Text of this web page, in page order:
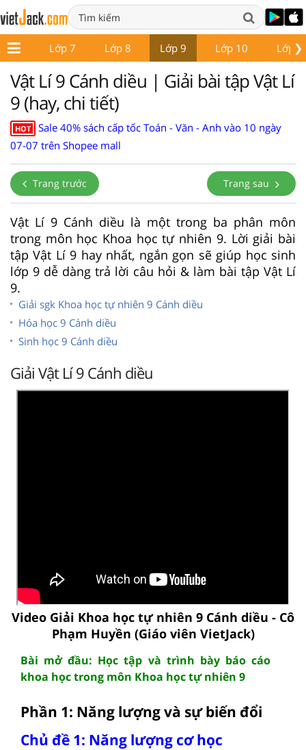
❯
6 Lớp 7 Lớp 8 Lớp 9 Lớp 10 Lớp
Vật Lí 9 Cánh diều | Giải bài tập Vật Lí
9 (hay, chi tiết)
HOT
Sale 40% sách cấp tốc Toán - Văn - Anh vào 10 ngày
07-07 trên Shopee mall
Trang trước Trang sau
Vật Lí 9 Cánh diều là một trong ba phân môn
trong môn học Khoa học tự nhiên 9. Lời giải bài
tập Vật Lí 9 hay nhất, ngắn gọn sẽ giúp học sinh
lớp 9 dễ dàng trả lời câu hỏi & làm bài tập Vật Lí
9.
Giải sgk Khoa học tự nhiên 9 Cánh diều
Hóa học 9 Cánh diều
Sinh học 9 Cánh diều
Giải Vật Lí 9 Cánh diều
Video Giải Khoa học tự nhiên 9 Cánh diều - Cô
Phạm Huyền (Giáo viên VietJack)
Bài mở đầu: Học tập và trình bày báo cáo
khoa học trong môn Khoa học tự nhiên 9
Phần 1: Năng lượng và sự biến đổi
Chủ đề 1: Năng lượng cơ học